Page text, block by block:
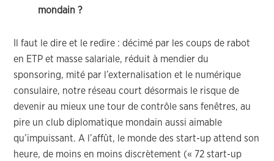
mondain ?
Il faut le dire et le redire : décimé par les coups de rabot
en ETP et masse salariale, réduit à mendier du
sponsoring, mité par l’externalisation et le numérique
consulaire, notre réseau court désormais le risque de
devenir au mieux une tour de contrôle sans fenêtres, au
pire un club diplomatique mondain aussi aimable
qu’impuissant. A l’affût, le monde des start-up attend son
heure, de moins en moins discrètement (« 72 start-up